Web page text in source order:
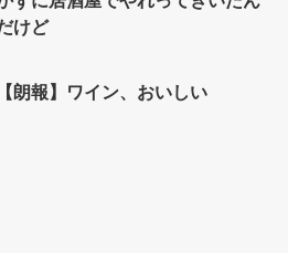
けど
【朗報】ワイン、おいしい